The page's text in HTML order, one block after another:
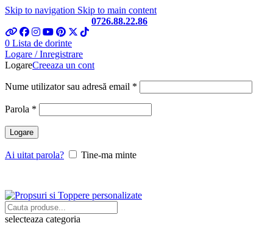
Skip to navigation Skip to main content
0726.88.22.86
0 Lista de dorinte
Logare / Inregistrare
LogareCreeaza un cont
Nume utilizator sau adresă email *
Parola *
Logare
Ai uitat parola? Tine-ma minte
selecteaza categoria